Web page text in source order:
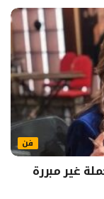
فن
غير مبررة